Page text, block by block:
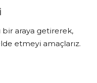
bir araya getirerek,
etmeyi amaçlarız.